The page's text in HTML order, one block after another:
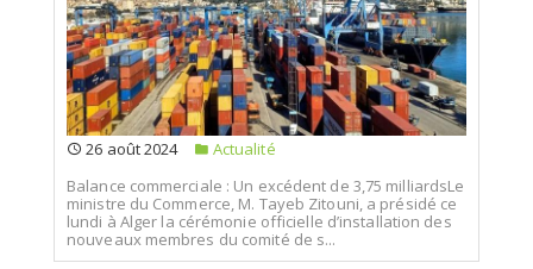
26 août 2024
Actualité
Balance commerciale : Un excédent de 3,75 milliardsLe
ministre du Commerce, M. Tayeb Zitouni, a présidé ce
lundi à Alger la cérémonie officielle d’installation des
nouveaux membres du comité de s...